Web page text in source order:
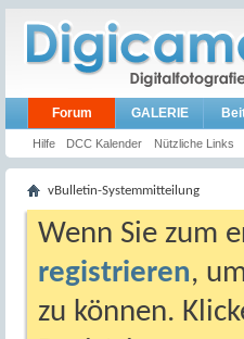
Forum
Hilfe DCC Kalender Nützliche Links
GALERIE
vBulletin-Systemmitteilung
Wenn Sie zum
registrieren,
zu können.